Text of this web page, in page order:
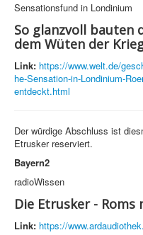
Sensationsfund in Londinium
So glanzvoll bauten
dem Wüten der
Link: https://www.welt.de/
he-Sensation-in-Londinium-
entdeckt.html
Der würdige Abschluss ist
Etrusker reserviert.
Bayern2
radioWissen
Die Etrusker -
Link: https://